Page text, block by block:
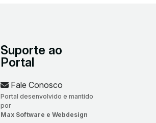
Suporte ao
Portal
Fale Conosco
Portal desenvolvido e mantido
por
Max Software e Webdesign